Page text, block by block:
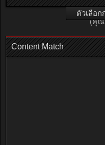
ตัวเลือ
(คุณ
Content Match